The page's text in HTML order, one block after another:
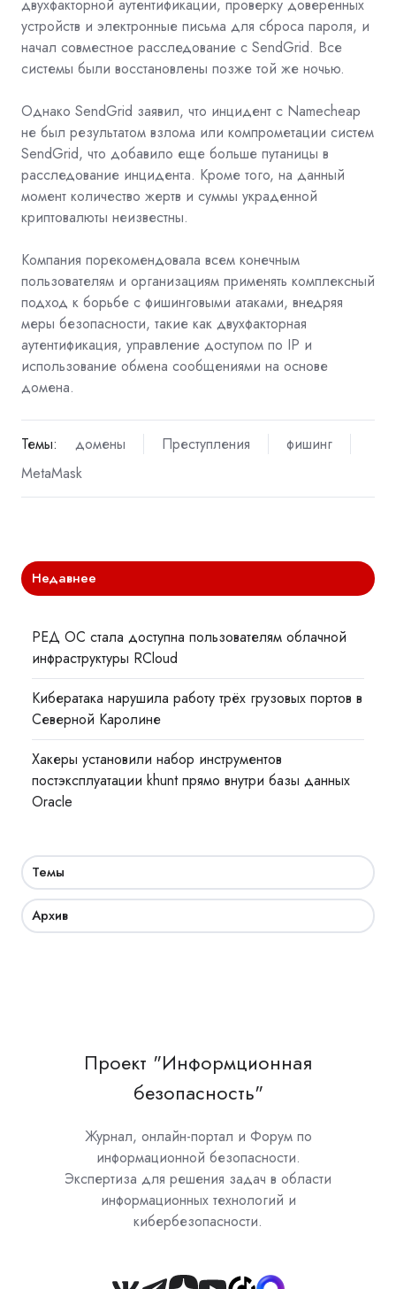
двухфакторной аутентификации, проверку доверенных
устройств и электронные письма для сброса пароля, и
начал совместное расследование с SendGrid. Все
системы были восстановлены позже той же ночью.
Однако SendGrid заявил, что инцидент с Namecheap
не был результатом взлома или компрометации систем
SendGrid, что добавило еще больше путаницы в
расследование инцидента. Кроме того, на данный
момент количество жертв и суммы украденной
криптовалюты неизвестны.
Компания порекомендовала всем конечным
пользователям и организациям применять комплексный
подход к борьбе с фишинговыми атаками, внедряя
меры безопасности, такие как двухфакторная
аутентификация, управление доступом по IP и
использование обмена сообщениями на основе
домена.
Темы: домены Преступления
фишинг
MetaMask
Недавнее
РЕД ОС стала доступна пользователям облачной
инфраструктуры RCloud
Кибератака нарушила работу трёх грузовых портов в
Северной Каролине
Хакеры установили набор инструментов
постэксплуатации khunt прямо внутри базы данных
Oracle
Темы
Архив
Проект "Информционная
безопасность"
Журнал, онлайн-портал и Форум по
информационной безопасности.
Экспертиза для решения задач в области
информационных технологий и
кибербезопасности.